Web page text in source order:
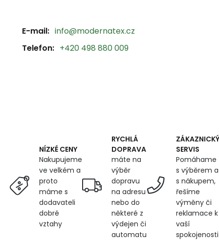
E-mail: info@modernatex.cz
Telefon: +420 498 880 009
NÍZKÉ CENY
Nakupujeme
ve velkém a
proto
máme s
dodavateli
dobré
vztahy
RYCHLÁ
DOPRAVA
máte na
výběr
dopravu
na adresu
nebo do
některé z
výdejen či
automatu
ZÁKAZNICKÝ
SERVIS
Pomáhame
s výběrem a
s nákupem,
řešíme
výměny či
reklamace k
vaší
spokojenosti